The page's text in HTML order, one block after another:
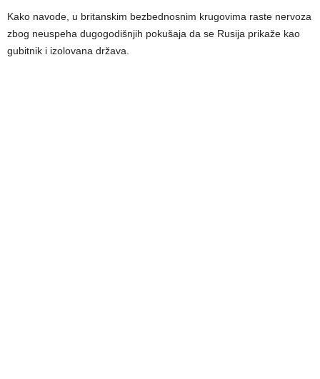
Kako navode, u britanskim bezbednosnim krugovima raste nervoza
zbog neuspeha dugogodišnjih pokušaja da se Rusija prikaže kao
gubitnik i izolovana država.